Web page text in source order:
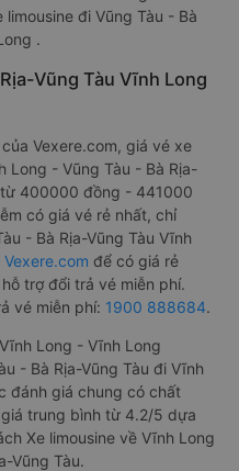
đi Vũng Tàu - Bà
.
Vũng Tàu Vĩnh Long
Vexere.com, giá vé xe
Long - Vũng Tàu - Bà Rịa-
400000 đồng - 441000
có giá vé rẻ nhất, chỉ
- Bà Rịa-Vũng Tàu Vĩnh
Vexere.com để có giá rẻ
trợ đổi trả vé miễn phí.
vé miễn phí: 1900 888684.
Long - Vĩnh Long
- Bà Rịa-Vũng Tàu đi Vĩnh
đánh giá chung có chất
trung bình từ 4.2/5 dựa
Xe limousine về Vĩnh Long
Vũng Tàu.